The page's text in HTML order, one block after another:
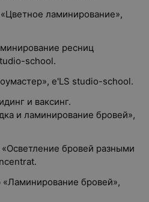
ламинирование»,
ресниц
school.
e'LS studio-school.
и ваксинг.
и ламинирование бровей»,
бровей разными
бровей»,